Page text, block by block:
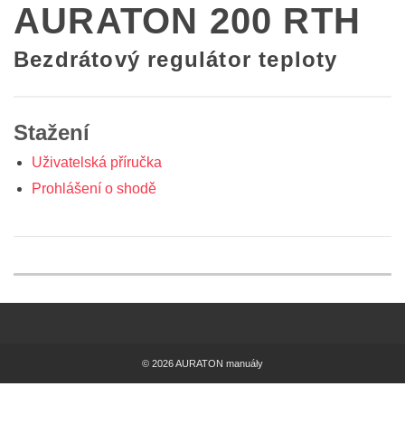
AURATON 200 RTH
Bezdrátový regulátor teploty
Stažení
Uživatelská příručka
Prohlášení o shodě
© 2026 AURATON manuály